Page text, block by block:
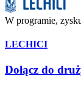
W programie,
LECHICI
Dołącz do